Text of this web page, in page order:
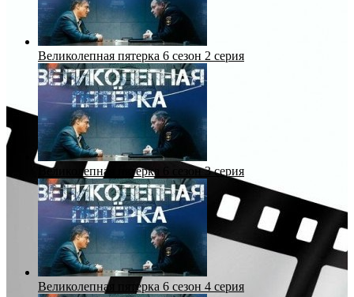
Великолепная пятерка 6 сезон 2 серия
Великолепная пятерка 6 сезон 3 серия
Великолепная пятерка 6 сезон 4 серия